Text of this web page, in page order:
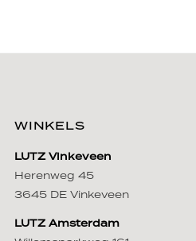
WINKELS
LUTZ Vinkeveen
Herenweg 45
3645 DE Vinkeveen
LUTZ Amsterdam